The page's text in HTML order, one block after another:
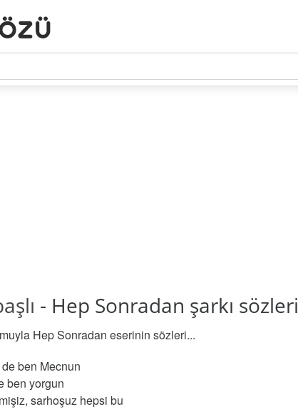
- Hep Sonradan şarkı sözleri
Hep Sonradan eserinin sözleri...
de ben Mecnun
ben yorgun
sarhoşuz hepsi bu